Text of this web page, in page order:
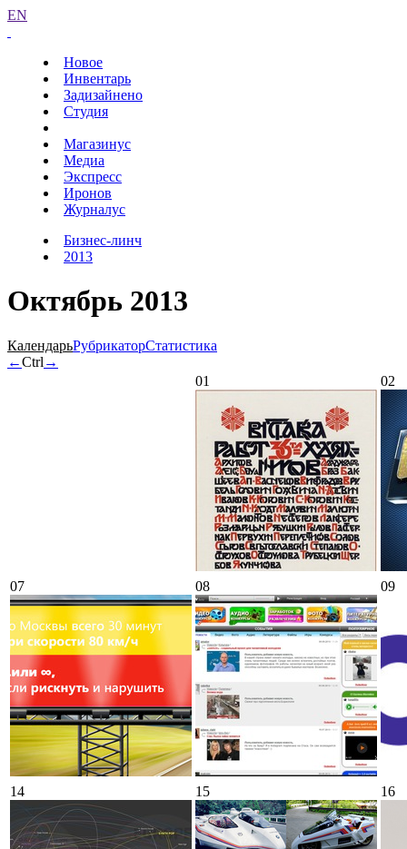
EN
Новое
Инвентарь
Задизайнено
Студия
Магазинус
Медиа
Экспресс
Иронов
Журналус
Бизнес-линч
2013
Октябрь 2013
КалендарьРубрикаторСтатистика
←Ctrl →
01
02
07 08 09
14 15 16